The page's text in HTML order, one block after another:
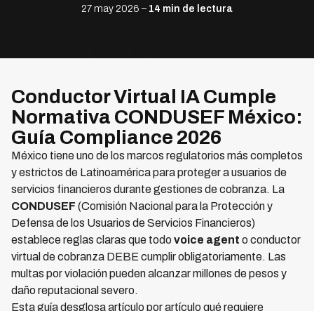
27 may 2026 – 14 min de lectura
Conductor Virtual IA Cumple
Normativa CONDUSEF México:
Guía Compliance 2026
México tiene uno de los marcos regulatorios más completos
y estrictos de Latinoamérica para proteger a usuarios de
servicios financieros durante gestiones de cobranza. La
CONDUSEF (Comisión Nacional para la Protección y
Defensa de los Usuarios de Servicios Financieros)
establece reglas claras que todo voice agent o conductor
virtual de cobranza DEBE cumplir obligatoriamente. Las
multas por violación pueden alcanzar millones de pesos y
daño reputacional severo.
Esta guía desglosa artículo por artículo qué requiere